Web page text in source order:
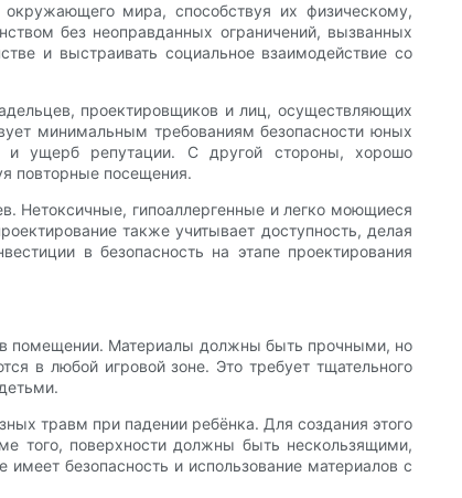
мира, способствуя их физическому,
без неоправданных ограничений, вызванных
и выстраивать социальное взаимодействие со
проектировщиков и лиц, осуществляющих
минимальным требованиям безопасности юных
и ущерб репутации. С другой стороны, хорошо
повторные посещения.
Нетоксичные, гипоаллергенные и легко моющиеся
также учитывает доступность, делая
в безопасность на этапе проектирования
в помещении. Материалы должны быть прочными, но
в любой игровой зоне. Это требует тщательного
травм при падении ребёнка. Для создания этого
того, поверхности должны быть нескользящими,
безопасность и использование материалов с